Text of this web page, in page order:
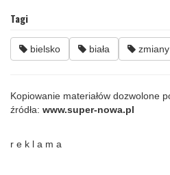
Tagi
bielsko biała zmiany
Kopiowanie materiałów dozwolone
źródła: www.super-nowa.pl
r e k l a m a